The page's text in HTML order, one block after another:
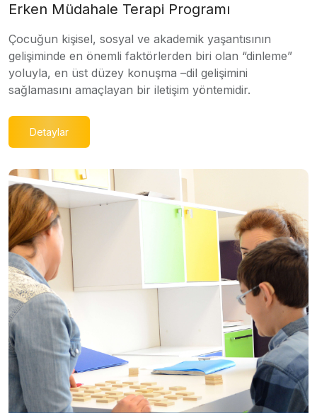
Erken Müdahale Terapi Programı
Çocuğun kişisel, sosyal ve akademik yaşantısının
gelişiminde en önemli faktörlerden biri olan “dinleme”
yoluyla, en üst düzey konuşma –dil gelişimini
sağlamasını amaçlayan bir iletişim yöntemidir.
Detaylar